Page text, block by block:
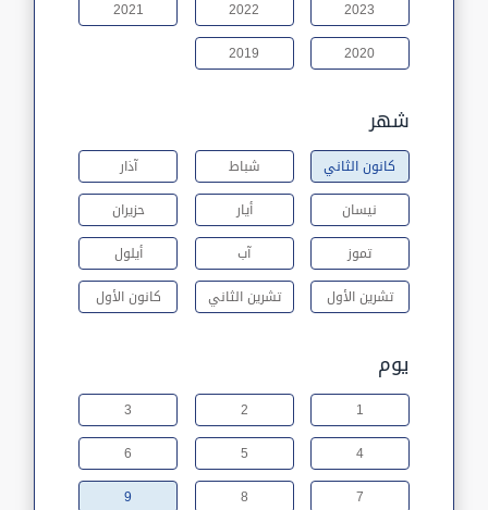
2023
2022
2021
2020
2019
شهر
كانون الثاني شباط
آذار
نيسان
أيار
حزيران
تموز
آب
أيلول
تشرين الأول
تشرين الثاني كانون الأول
يوم
1
2
3
4
5
6
7
8
9